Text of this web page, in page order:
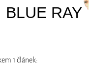
RAY
1 článek: